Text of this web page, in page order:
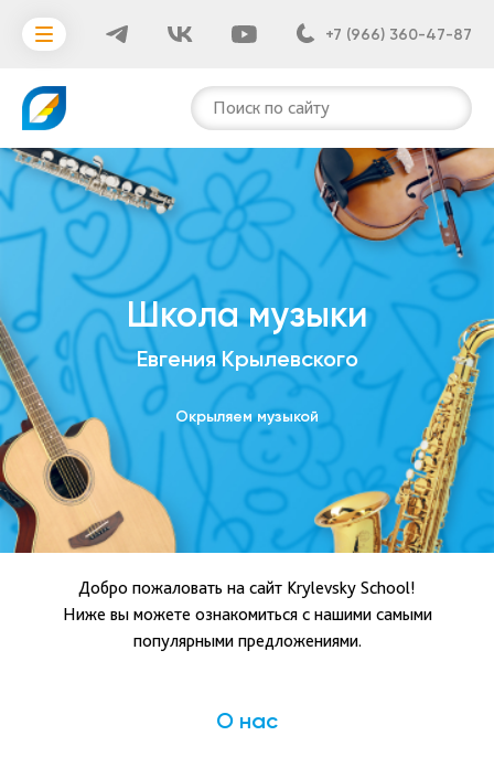
+7 (966) 360-47-87
Поиск по сайту
Школа музыки
Евгения Крылевского
Окрыляем музыкой
Добро пожаловать на сайт Krylevsky School!
Ниже вы можете ознакомиться с нашими самыми
популярными предложениями.
О нас